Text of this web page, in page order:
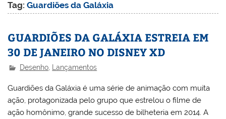
Tag:Guardiões da Galáxia
GUARDIÕES DA GALÁXIA ESTREIA EM
30 DE JANEIRO NO DISNEY XD
Desenho Lançamentos
Guardiões da Galáxia é uma série de animação com muita
ação, protagonizada pelo grupo que estrelou o filme de
ação homônimo, grande sucesso de bilheteria em 2014. A